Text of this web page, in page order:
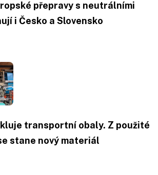
přepravy s neutrálními
i Česko a Slovensko
transportní obaly. Z použité
stane nový materiál